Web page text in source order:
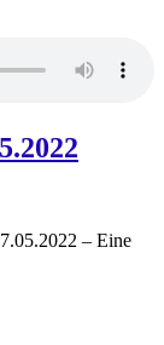
– Eine